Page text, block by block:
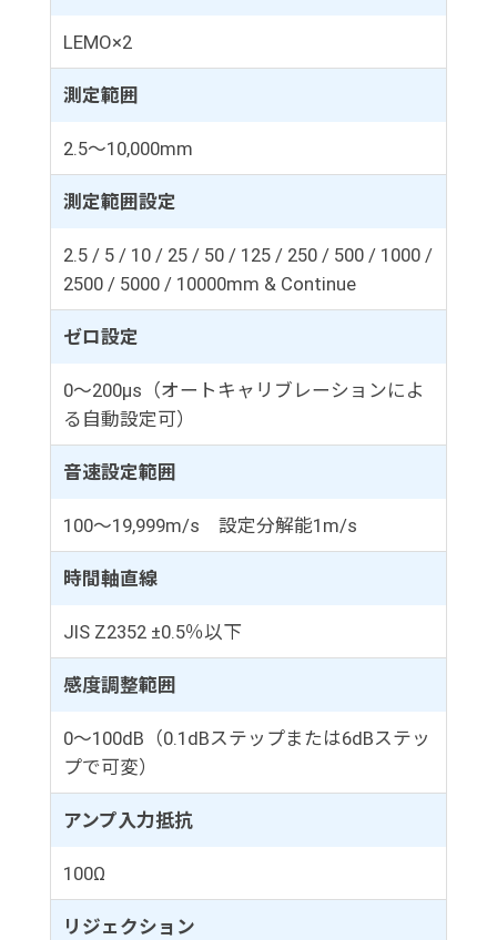
LEMO×2
測定範囲
2.5～10,000mm
測定範囲設定
2.5 / 5 / 10 / 25 / 50 / 125 / 250 / 500 / 1000 /
2500 / 5000 / 10000mm & Continue
ゼロ設定
0～200μs（オートキャリブレーションによ
る自動設定可）
音速設定範囲
100～19,999m/s 設定分解能1m/s
時間軸直線
JIS Z2352 ±0.5％以下
感度調整範囲
0～100dB（0.1dBステップまたは6dBステッ
プで可変）
アンプ入力抵抗
100Ω
リジェクション